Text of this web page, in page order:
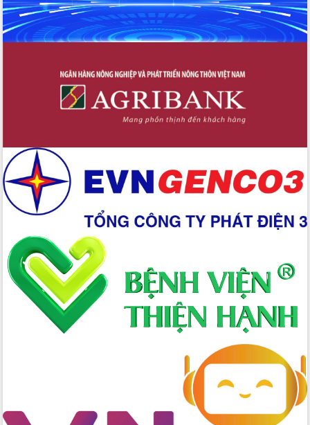
Đẩy nhanh công tác khắc phục, ổn
định đời sống Nhân dân sau bão số 13
Bí thư Tỉnh ủy Lương Nguyễn Minh
Buôn Đăk Tuôr, xã Cư Pui
Khởi công xây dựng Trường Phổ thông
nội trú liên cấp tiểu học và THCS xã Ia
Chính chia sẻ, động viên người dân
chịu ảnh hưởng nặng từ bão số 13
Chủ tịch UBND tỉnh kiểm tra công tác
phòng, chống bão số 13 tại các địa
bàn xung yếu
Tập trung đẩy nhanh giải ngân nguồn
vốn các chương trình mục tiêu quốc
gia
Xã Ea H'leo giữ vững và nâng cao chất
lượng các tiêu chí nông thôn mới
Công bố quyết định của Ban Thường
vụ Tỉnh ủy về công tác cán bộ
Nâng cao trách nhiệm người đứng
doanh nghiệp làm thước đo phục vụ